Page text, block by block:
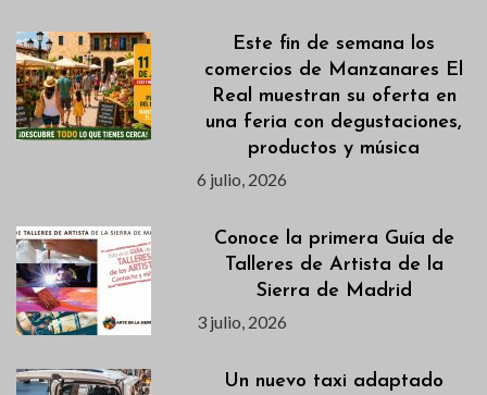
Este fin de semana los
comercios de Manzanares El
Real muestran su oferta en
una feria con degustaciones,
productos y música
6 julio, 2026
Conoce la primera Guía de
Talleres de Artista de la
Sierra de Madrid
3 julio, 2026
Un nuevo taxi adaptado